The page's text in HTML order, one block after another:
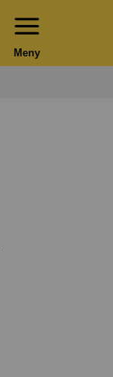
Meny